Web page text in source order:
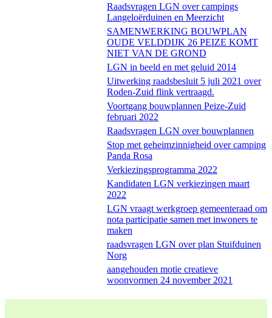
Raadsvragen LGN over campings
Langeloërduinen en Meerzicht
SAMENWERKING BOUWPLAN
OUDE VELDDIJK 26 PEIZE KOMT
NIET VAN DE GROND
LGN in beeld en met geluid 2014
Uitwerking raadsbesluit 5 juli 2021 over
Roden-Zuid flink vertraagd.
Voortgang bouwplannen Peize-Zuid
februari 2022
Raadsvragen LGN over bouwplannen
Stop met geheimzinnigheid over camping
Panda Rosa
Verkiezingsprogramma 2022
Kandidaten LGN verkiezingen maart
2022
LGN vraagt werkgroep gemeenteraad om
nota participatie samen met inwoners te
maken
raadsvragen LGN over plan Stuifduinen
Norg
aangehouden motie creatieve
woonvormen 24 november 2021